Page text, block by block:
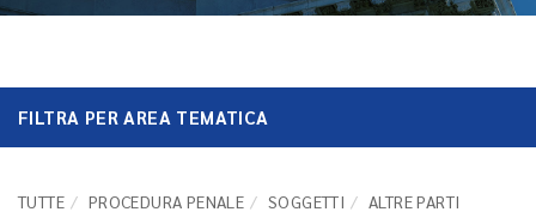
FILTRA PER AREA TEMATICA
TUTTE PROCEDURA PENALE SOGGETTI ALTRE PARTI